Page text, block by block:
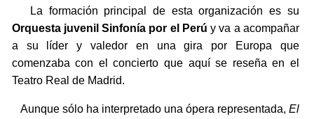
La formación principal de esta organización es su
Orquesta juvenil Sinfonía por el Perú y va a acompañar
a su líder y valedor en una gira por Europa que
comenzaba con el concierto que aquí se reseña en el
Teatro Real de Madrid.
Aunque sólo ha interpretado una ópera representada, El